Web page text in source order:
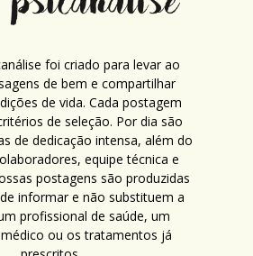
foi criado para levar ao
de bem e compartilhar
de vida. Cada postagem
de seleção. Por dia são
de dedicação intensa, além do
equipe técnica e
postagens são produzidas
informar e não substituem a
profissional de saúde, um
ou os tratamentos já